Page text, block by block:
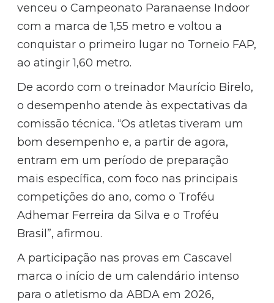
venceu o Campeonato Paranaense Indoor
com a marca de 1,55 metro e voltou a
conquistar o primeiro lugar no Torneio FAP,
ao atingir 1,60 metro.
De acordo com o treinador Maurício Birelo,
o desempenho atende às expectativas da
comissão técnica. “Os atletas tiveram um
bom desempenho e, a partir de agora,
entram em um período de preparação
mais específica, com foco nas principais
competições do ano, como o Troféu
Adhemar Ferreira da Silva e o Troféu
Brasil”, afirmou.
A participação nas provas em Cascavel
marca o início de um calendário intenso
para o atletismo da ABDA em 2026,